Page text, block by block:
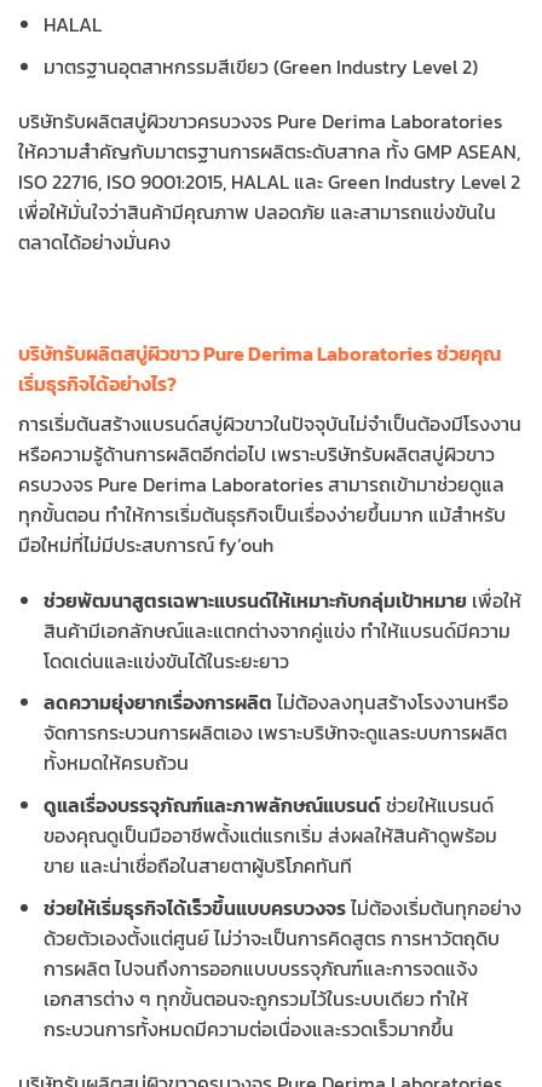
HALAL
มาตรฐานอุตสาหกรรมสีเขียว (Green Industry Level 2)
บริษัทรับผลิตสบู่ผิวขาวครบวงจร Pure Derima Laboratories
ให้ความสำคัญกับมาตรฐานการผลิตระดับสากล ทั้ง GMP ASEAN,
ISO 22716, ISO 9001:2015, HALAL และ Green Industry Level 2
เพื่อให้มั่นใจว่าสินค้ามีคุณภาพ ปลอดภัย และสามารถแข่งขันใน
ตลาดได้อย่างมั่นคง
บริษัทรับผลิตสบู่ผิวขาว Pure Derima Laboratories ช่วยคุณ
เริ่มธุรกิจได้อย่างไร?
การเริ่มต้นสร้างแบรนด์สบู่ผิวขาวในปัจจุบันไม่จำเป็นต้องมีโรงงาน
หรือความรู้ด้านการผลิตอีกต่อไป เพราะบริษัทรับผลิตสบู่ผิวขาว
ครบวงจร Pure Derima Laboratories สามารถเข้ามาช่วยดูแล
ทุกขั้นตอน ทำให้การเริ่มต้นธุรกิจเป็นเรื่องง่ายขึ้นมาก แม้สำหรับ
มือใหม่ที่ไม่มีประสบการณ์ fy’ouh
ช่วยพัฒนาสูตรเฉพาะแบรนด์ให้เหมาะกับกลุ่มเป้าหมาย เพื่อให้
สินค้ามีเอกลักษณ์และแตกต่างจากคู่แข่ง ทำให้แบรนด์มีความ
โดดเด่นและแข่งขันได้ในระยะยาว
ลดความยุ่งยากเรื่องการผลิตไม่ต้องลงทุนสร้างโรงงานหรือ
จัดการกระบวนการผลิตเอง เพราะบริษัทจะดูแลระบบการผลิต
ทั้งหมดให้ครบถ้วน
ดูแลเรื่องบรรจุภัณฑ์และภาพลักษณ์แบรนด์ช่วยให้แบรนด์
ของคุณดูเป็นมืออาชีพตั้งแต่แรกเริ่ม ส่งผลให้สินค้าดูพร้อม
ขาย และน่าเชื่อถือในสายตาผู้บริโภคทันที
ช่วยให้เริ่มธุรกิจได้เร็วขึ้นแบบครบวงจรไม่ต้องเริ่มต้นทุกอย่าง
ด้วยตัวเองตั้งแต่ศูนย์ ไม่ว่าจะเป็นการคิดสูตร การหาวัตถุดิบ
การผลิต ไปจนถึงการออกแบบบรรจุภัณฑ์และการจดแจ้ง
เอกสารต่าง ๆ ทุกขั้นตอนจะถูกรวมไว้ในระบบเดียว ทำให้
กระบวนการทั้งหมดมีความต่อเนื่องและรวดเร็วมากขึ้น